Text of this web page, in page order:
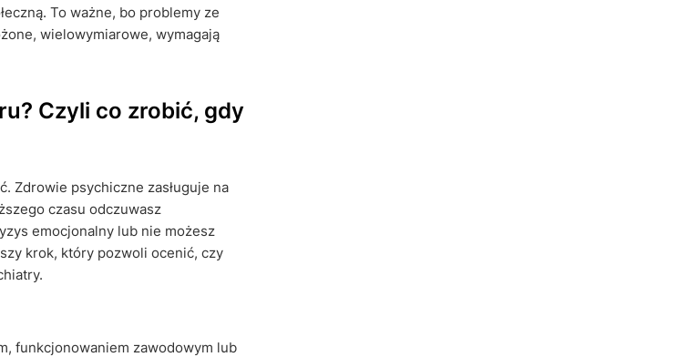
To ważne, bo problemy ze
wielowymiarowe, wymagają
Czyli co zrobić, gdy
Zdrowie psychiczne zasługuje na
czasu odczuwasz
emocjonalny lub nie możesz
krok, który pozwoli ocenić, czy
funkcjonowaniem zawodowym lub